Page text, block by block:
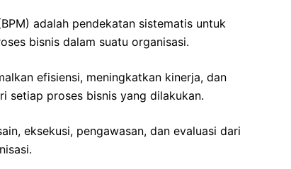
adalah pendekatan sistematis untuk
bisnis dalam suatu organisasi.
efisiensi, meningkatkan kinerja, dan
setiap proses bisnis yang dilakukan.
eksekusi, pengawasan, dan evaluasi dari